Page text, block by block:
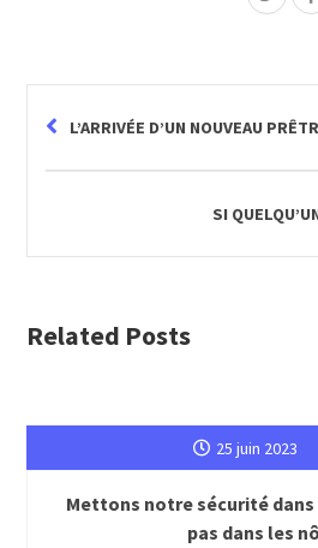
L’ARRIVÉE D’UN NOUVEAU
SI
Related Posts
25 juin 2023
Mettons notre sécurité dans
pas dans les